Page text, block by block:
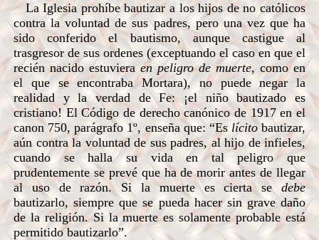
La Iglesia prohíbe bautizar a los hijos de no católicos
contra la voluntad de sus padres, pero una vez que ha
sido conferido el bautismo, aunque castigue al
trasgresor de sus ordenes (exceptuando el caso en que el
recién nacido estuvieraen peligro de muerte, como en
el que se encontraba Mortara), no puede negar la
realidad y la verdad de Fe: ¡el niño bautizado es
cristiano! El Código de derecho canónico de 1917 en el
canon 750, parágrafo 1º, enseña que: “Es lícitobautizar,
aún contra la voluntad de sus padres, al hijo de infieles,
cuando se halla su vida en tal peligro que
prudentemente se prevé que ha de morir antes de llegar
al uso de razón. Si la muerte es cierta se debe
bautizarlo, siempre que se pueda hacer sin grave daño
de la religión. Si la muerte es solamente probable está
permitido bautizarlo”.